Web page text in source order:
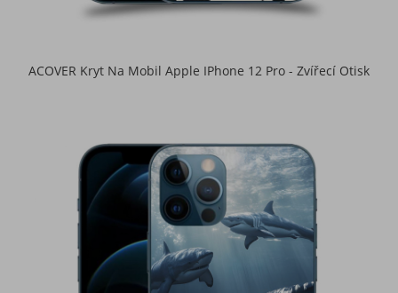
ACOVER Kryt Na Mobil Apple IPhone 12 Pro - Zvířecí Otisk